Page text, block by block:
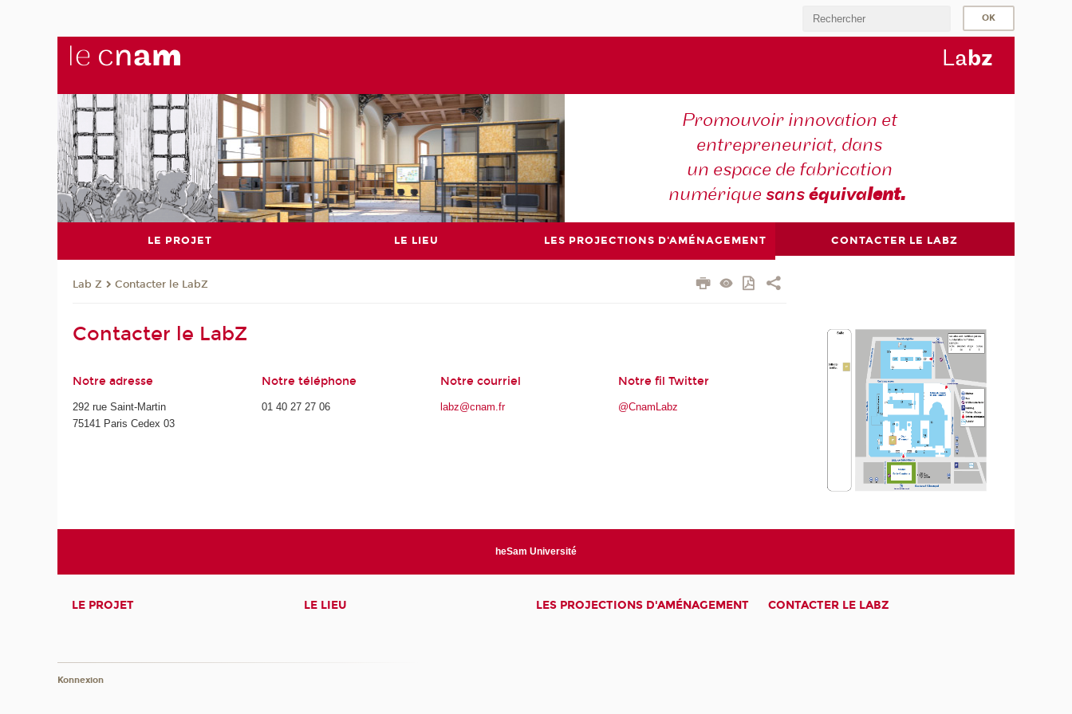
Labz
Promouvoir innovation et
entrepreneuriat, dans
un espace de fabrication
numériquesanséquivalent.
LE PROJET LE LIEU LES PROJECTIONS D'AMÉNAGEMENT CONTACTER LE LABZ
Lab Z Contacter le LabZ
Contacter le LabZ
Notre adresse
292 rue Saint-Martin
75141 Paris Cedex 03
Notre téléphone
01 40 27 27 06
Notre courriel
labz@cnam.fr
Notre fil Twitter
@CnamLabz
heSam Université
LE PROJET LE LIEU LES PROJECTIONS D'AMÉNAGEMENT CONTACTER LE LABZ
Konnexion